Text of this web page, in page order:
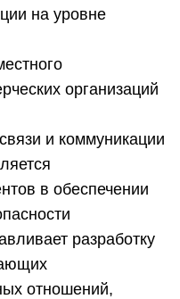
на уровне
организаций
и коммуникации
в обеспечении
разработку
отношений,